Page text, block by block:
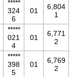
*****
324
6
01
6,804
1
*****
021
4
01
6,771
2
*****
398
5
01
6,769
2